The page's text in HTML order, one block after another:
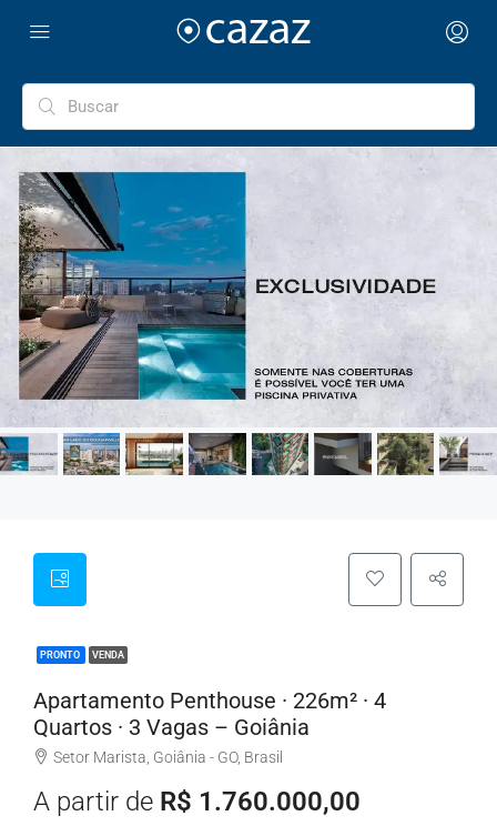
PRONTO VENDA
Apartamento Penthouse · 226m² · 4
Quartos · 3 Vagas – Goiânia
Setor Marista, Goiânia - GO, Brasil
A partir de R$ 1.760.000,00